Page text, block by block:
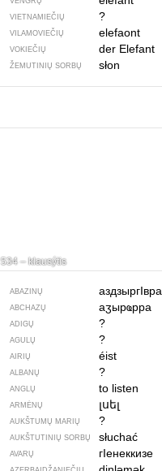
VIETNAMIEČIŲ ?
VILAMOVIEČIŲ elefaont
VOKIEČIŲ der Elefant
ŽEMUTINIŲ SORBŲ słon
534 – klausýtis
ABAZINŲ аздзыр­гIвра
ABCHAZŲ аӡырҩрра
ADIGŲ ?
AGULŲ ?
AIRIŲ éist
ALBANŲ ?
ANGLŲ to listen
ARMĖNŲ լսել
AUKŠTUMŲ MARIŲ ?
AUKŠTUTINIŲ SORBŲ słuchać
AVARŲ гIенеккизе